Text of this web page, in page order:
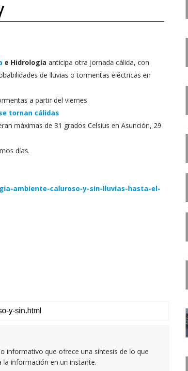
e Hidrología anticipa otra jornada cálida, con
de lluvias o tormentas eléctricas en
a partir del viernes.
tornan cálidas
máximas de 31 grados Celsius en Asunción, 29
días.
ambiente-caluroso-y-sin-lluvias-hasta-el-
informativo que ofrece una síntesis de lo que
la información en un instante.